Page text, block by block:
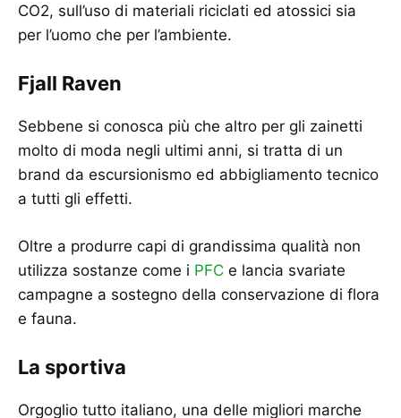
CO2, sull’uso di materiali riciclati ed atossici sia
per l’uomo che per l’ambiente.
Fjall Raven
Sebbene si conosca più che altro per gli zainetti
molto di moda negli ultimi anni, si tratta di un
brand da escursionismo ed abbigliamento tecnico
a tutti gli effetti.
Oltre a produrre capi di grandissima qualità non
utilizza sostanze come i PFC e lancia svariate
campagne a sostegno della conservazione di flora
e fauna.
La sportiva
Orgoglio tutto italiano, una delle migliori marche